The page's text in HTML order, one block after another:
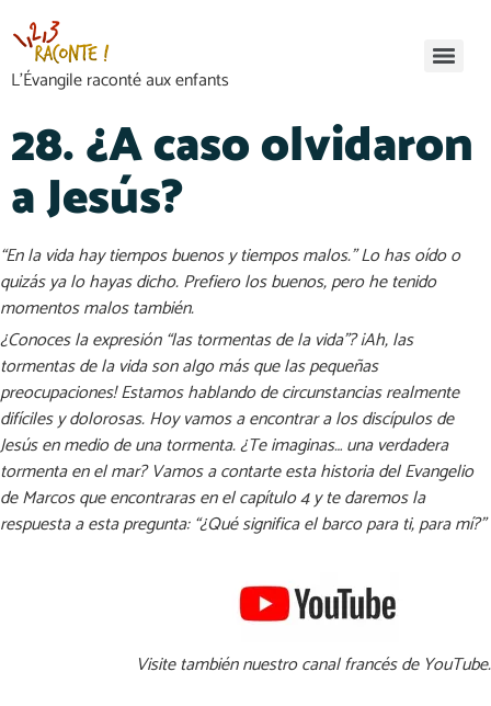
L’Évangile raconté aux enfants
28. ¿A caso olvidaron
a Jesús?
“En la vida hay tiempos buenos y tiempos malos.” Lo has oído o
quizás ya lo hayas dicho. Prefiero los buenos, pero he tenido
momentos malos también.
¿Conoces la expresión “las tormentas de la vida”? ¡Ah, las
tormentas de la vida son algo más que las pequeñas
preocupaciones! Estamos hablando de circunstancias realmente
difíciles y dolorosas. Hoy vamos a encontrar a los discípulos de
Jesús en medio de una tormenta. ¿Te imaginas… una verdadera
tormenta en el mar? Vamos a contarte esta historia del Evangelio
de Marcos que encontraras en el capítulo 4 y te daremos la
respuesta a esta pregunta: “¿Qué significa el barco para ti, para mí?”
Visite también nuestro canal francés de YouTube.